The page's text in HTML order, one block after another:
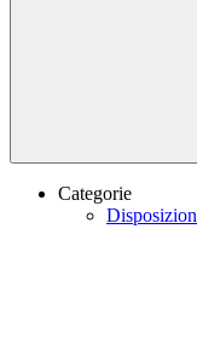
Categorie